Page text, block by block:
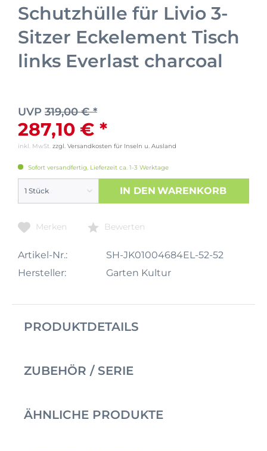
Schutzhülle für Livio 3-
Sitzer Eckelement Tisch
links Everlast charcoal
UVP 319,00 € *
287,10 € *
inkl. MwSt. zzgl. Versandkosten für Inseln u. Ausland
Sofort versandfertig, Lieferzeit ca. 1-3 Werktage
IN DEN WARENKORB
Merken Bewerten
Artikel-Nr.:
SH-JK01004684EL-52-52
Hersteller:
Garten Kultur
PRODUKTDETAILS
ZUBEHÖR / SERIE
ÄHNLICHE PRODUKTE